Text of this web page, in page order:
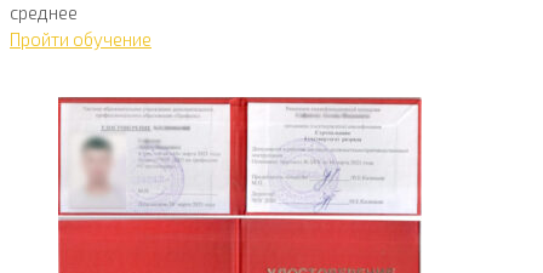
среднее
Пройти обучение